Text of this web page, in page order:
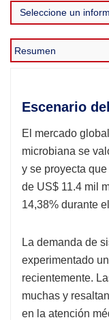
Escenario
El mercado
microbiana se
y se proyecta
de US$ 11.4 mil
14,38% durante
La demanda de
experimentado
recientemente.
muchas y
en la atención